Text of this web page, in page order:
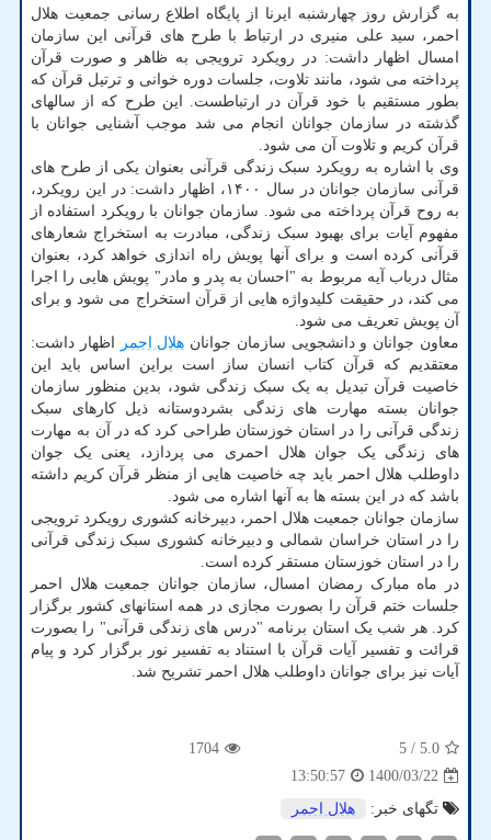
به گزارش روز چهارشنبه ایرنا از پایگاه اطلاع رسانی جمعیت هلال
احمر، سید علی منیری در ارتباط با طرح های قرآنی این سازمان
امسال اظهار داشت: در رویکرد ترویجی به ظاهر و صورت قرآن
پرداخته می شود، مانند تلاوت، جلسات دوره خوانی و ترتیل قرآن که
بطور مستقیم با خود قرآن در ارتباطست. این طرح که از سالهای
گذشته در سازمان جوانان انجام می شد موجب آشنایی جوانان با
قرآن کریم و تلاوت آن می شود.
وی با اشاره به رویکرد سبک زندگی قرآنی بعنوان یکی از طرح های
قرآنی سازمان جوانان در سال ۱۴۰۰، اظهار داشت: در این رویکرد،
به روح قرآن پرداخته می شود. سازمان جوانان با رویکرد استفاده از
مفهوم آیات برای بهبود سبک زندگی، مبادرت به استخراج شعارهای
قرآنی کرده است و برای آنها پویش راه اندازی خواهد کرد، بعنوان
مثال درباب آیه مربوط به "احسان به پدر و مادر" پویش هایی را اجرا
می کند، در حقیقت کلیدواژه هایی از قرآن استخراج می شود و برای
آن پویش تعریف می شود.
معاون جوانان و دانشجویی سازمان جوانان هلال احمر
اظهار داشت:
معتقدیم که قرآن کتاب انسان ساز است براین اساس باید این
خاصیت قرآن تبدیل به یک سبک زندگی شود، بدین منظور سازمان
جوانان بسته مهارت های زندگی بشردوستانه ذیل کارهای سبک
زندگی قرآنی را در استان خوزستان طراحی کرد که در آن به مهارت
های زندگی یک جوان هلال احمری می پردازد، یعنی یک جوان
داوطلب هلال احمر باید چه خاصیت هایی از منظر قرآن کریم داشته
باشد که در این بسته ها به آنها اشاره می شود.
سازمان جوانان جمعیت هلال احمر، دبیرخانه کشوری رویکرد ترویجی
را در استان خراسان شمالی و دبیرخانه کشوری سبک زندگی قرآنی
را در استان خوزستان مستقر کرده است.
در ماه مبارک رمضان امسال، سازمان جوانان جمعیت هلال احمر
جلسات ختم قرآن را بصورت مجازی در همه استانهای کشور برگزار
کرد. هر شب یک استان برنامه "درس های زندگی قرآنی" را بصورت
قرائت و تفسیر آیات قرآن با استناد به تفسیر نور برگزار کرد و پیام
آیات نیز برای جوانان داوطلب هلال احمر تشریح شد.
5.0
/ 5
1704
1400/03/22
13:50:57
تگهای خبر:
هلال احمر